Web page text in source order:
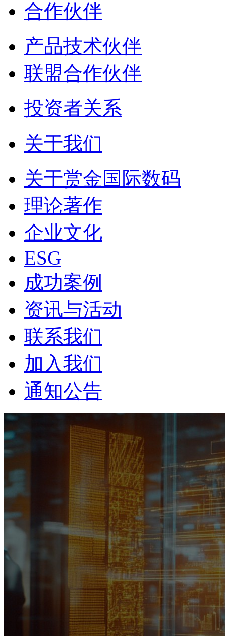
合作伙伴
产品技术伙伴
联盟合作伙伴
投资者关系
关于我们
关于赏金国际数码
理论著作
企业文化
ESG
成功案例
资讯与活动
联系我们
加入我们
通知公告